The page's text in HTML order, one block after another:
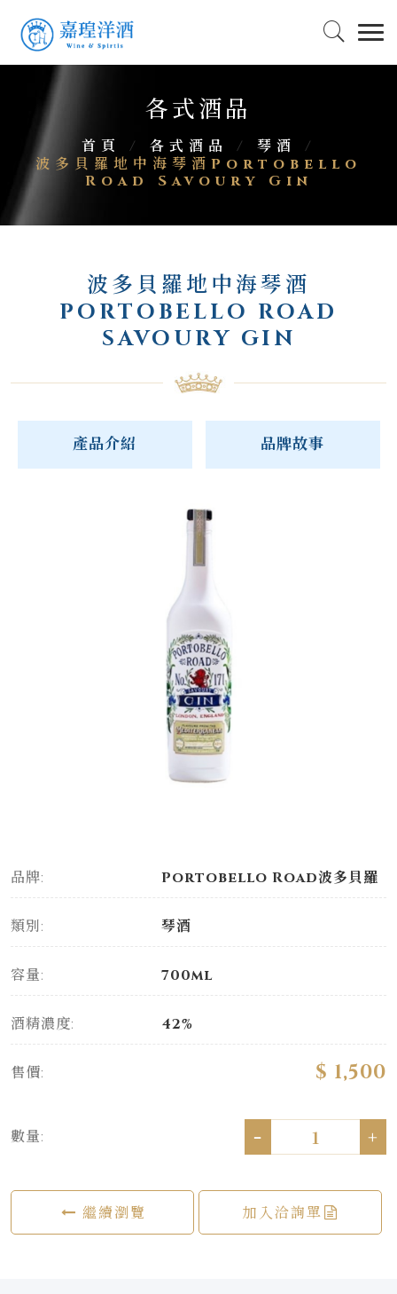
各式酒品
首頁 / 各式酒品 / 琴酒
/
波多貝羅地中海琴酒Portobello
Road Savoury Gin
波多貝羅地中海琴酒
PORTOBELLO ROAD
SAVOURY GIN
產品介紹 品牌故事
品牌: Portobello Road波多貝羅
類別: 琴酒
容量: 700ml
酒精濃度: 42%
售價: $ 1,500
數量: - +
繼續瀏覽 加入洽詢單